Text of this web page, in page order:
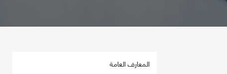
المعارف العامة